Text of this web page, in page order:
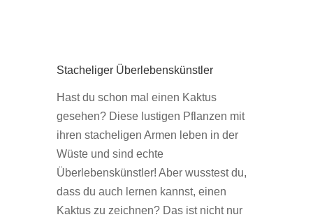
Stacheliger Überlebenskünstler
Hast du schon mal einen Kaktus
gesehen? Diese lustigen Pflanzen mit
ihren stacheligen Armen leben in der
Wüste und sind echte
Überlebenskünstler! Aber wusstest du,
dass du auch lernen kannst, einen
Kaktus zu zeichnen? Das ist nicht nur